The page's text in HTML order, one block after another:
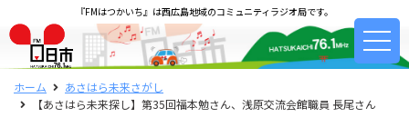
『FMはつかいち』は西広島地域のコミュニティラジオ局です。
ホーム
あさはら未来さがし
【あさはら未来探し】第35回福本勉さん、浅原交流会館職員 長尾さん